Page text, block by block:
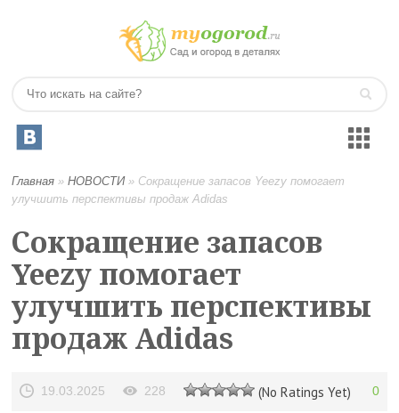
Главная »НОВОСТИ» Сокращение запасов Yeezy помогает
улучшить перспективы продаж Adidas
Сокращение запасов
Yeezy помогает
улучшить перспективы
продаж Adidas
19.03.2025 228 (No Ratings Yet) 0